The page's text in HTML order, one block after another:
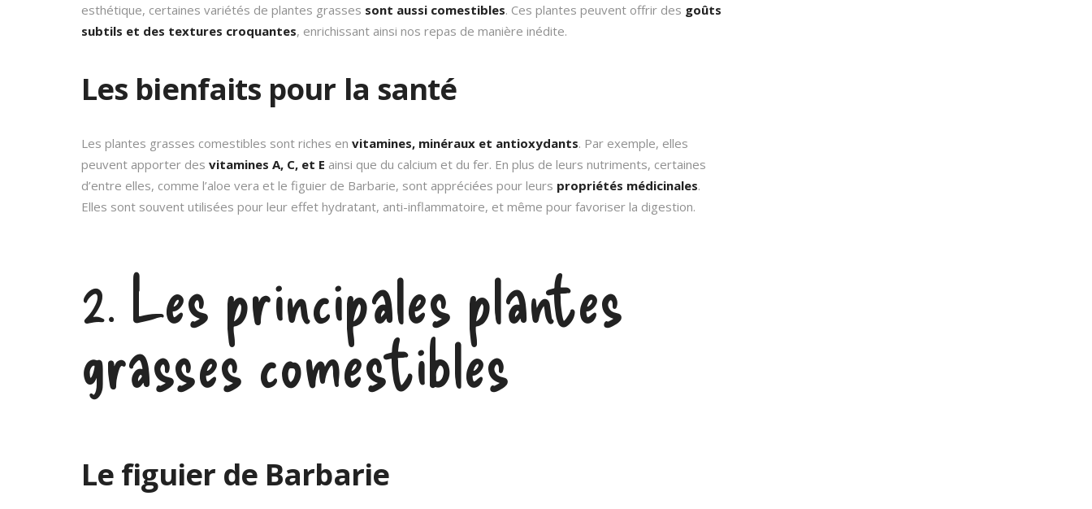
esthétique, certaines variétés de plantes grasses sont aussi comestibles. Ces plantes peuvent offrir des goûts
subtils et des textures croquantes, enrichissant ainsi nos repas de manière inédite.
Les bienfaits pour la santé
Les plantes grasses comestibles sont riches en vitamines, minéraux et antioxydants. Par exemple, elles
peuvent apporter des vitamines A, C, et E ainsi que du calcium et du fer. En plus de leurs nutriments, certaines
d’entre elles, comme l’aloe vera et le figuier de Barbarie, sont appréciées pour leurs propriétés médicinales.
Elles sont souvent utilisées pour leur effet hydratant, anti-inflammatoire, et même pour favoriser la digestion.
2. Les principales plantes
grasses comestibles
Le figuier de Barbarie